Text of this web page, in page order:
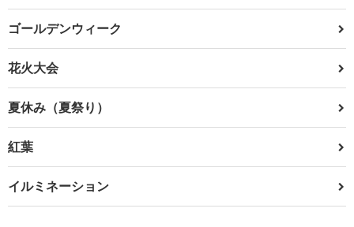
ゴールデンウィーク
花火大会
夏休み（夏祭り）
紅葉
イルミネーション